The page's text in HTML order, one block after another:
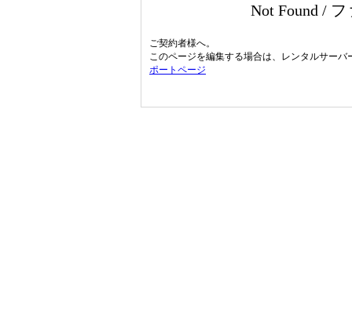
Not Found /
ご契約者様へ。
このページを編集する場合は、レンタルサー
ポートページ